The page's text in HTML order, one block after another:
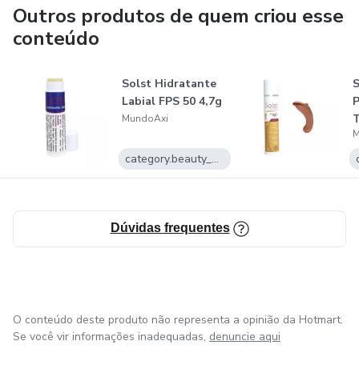
Se quiser saber mais e aproveitar essa solução ainda na
Black friday e aumentar seu ticket com produtos físicos,
Link para contato: 👇
https://wa.me/+5512981604991
Outros produtos de quem criou esse
conteúdo
Solst Hidratante
Labial FPS 50 4,7g
MundoAxi
category.beauty_and_self_care.name
Dúvidas frequentes
O conteúdo deste produto não representa a opinião da Hotmart.
Se você vir informações inadequadas, denuncie aqui